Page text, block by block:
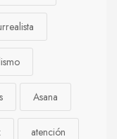
Asana
atención